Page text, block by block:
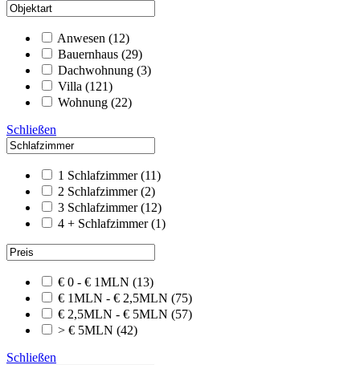
Anwesen (12)
Bauernhaus (29)
Dachwohnung (3)
Villa (121)
Wohnung (22)
Schließen
1 Schlafzimmer (11)
2 Schlafzimmer (2)
3 Schlafzimmer (12)
4 + Schlafzimmer (1)
€ 0 - € 1MLN (13)
€ 1MLN - € 2,5MLN (75)
€ 2,5MLN - € 5MLN (57)
> € 5MLN (42)
Schließen